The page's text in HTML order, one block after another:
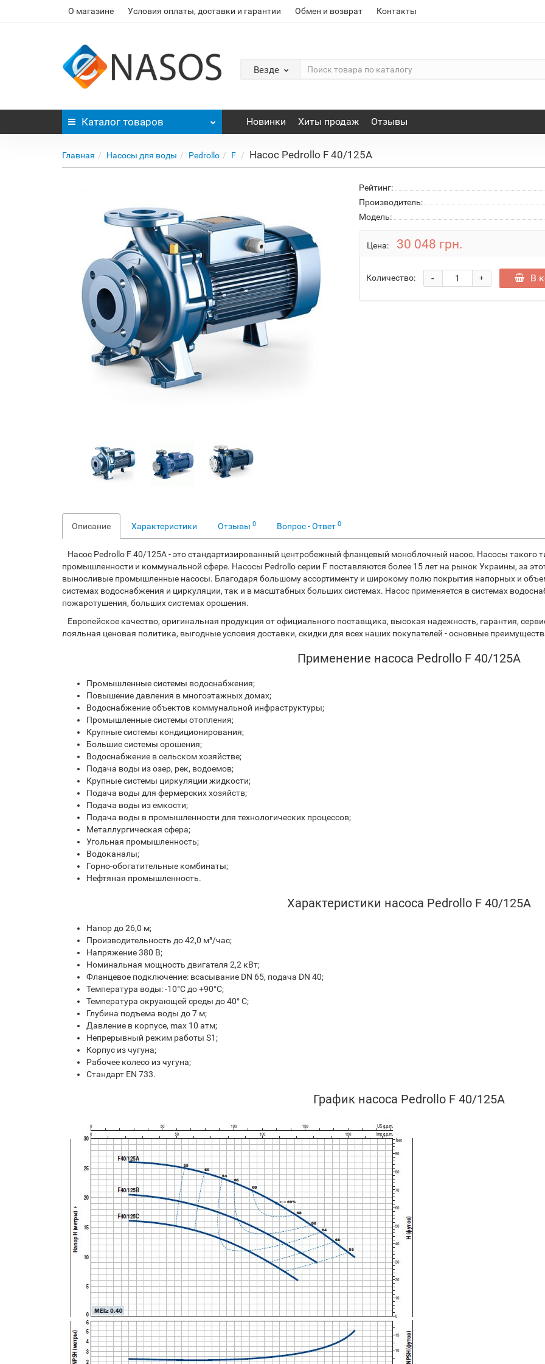
О магазине Условия оплаты, доставки и гарантии Обмен и возврат Контакты
Везде
Каталог товаров Новинки Хиты продаж Отзывы
Главная Насосы для воды Pedrollo F Насос Pedrollo F 40/125A
Рейтинг:
Производитель:
Модель:
Цена: 30 048 грн.
Количество: +
- В
Описание Характеристики Отзывы 0 Вопрос - Ответ 0
Насос Pedrollo F 40/125A - это стандартизированный центробежный фланцевый моноблочный насос. Насосы такого
промышленности и коммунальной сфере. Насоcы Pedrollo серии F поставляются более 15 лет на рынок Украины, за
выносливые промышленные насосы. Благодаря большому ассортименту и широкому полю покрытия напорных и
системах водоснабжения и циркуляции, так и в масштабных больших системах. Насос применяется в системах
пожаротушения, больших системах орошения.
Европейское качество, оригинальная продукция от официального поставщика, высокая надежность, гарантия,
лояльная ценовая политика, выгодные условия доставки, скидки для всех наших покупателей - основные
Применение насоса Pedrollo F 40/125A
Промышленные системы водоснабжения;
Повышение давления в многоэтажных домах;
Водоснабжение объектов коммунальной инфраструктуры;
Промышленные системы отопления;
Крупные системы кондиционирования;
Большие системы орошения;
Водоснабжение в сельском хозяйстве;
Подача воды из озер, рек, водоемов;
Крупные системы циркуляции жидкости;
Подача воды для фермерских хозяйств;
Подача воды из емкости;
Подача воды в промышленности для технологических процессов;
Металлургическая сфера;
Угольная промышленность;
Водоканалы;
Горно-обогатительные комбинаты;
Нефтяная промышленность.
Характеристики насоса Pedrollo F 40/125A
Напор до 26,0 м;
Производительность до 42,0 м³/час;
Напряжение 380 В;
Номинальная мощность двигателя 2,2 кВт;
Фланцевое подключение: всасывание DN 65, подача DN 40;
Температура воды: -10°С до +90°С;
Температура окруающей среды до 40° С;
Глубина подъема воды до 7 м;
Давление в корпусе, max 10 атм;
Непрерывный режим работы S1;
Корпус из чугуна;
Рабочее колесо из чугуна;
Стандарт EN 733.
График насоса Pedrollo F 40/125A